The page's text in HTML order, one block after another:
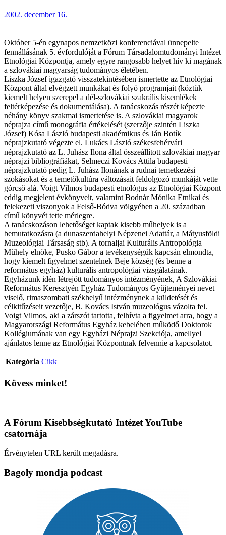
2002. december 16.
Október 5-én egynapos nemzetközi konferenciával ünnepelte
fennállásának 5. évfordulóját a Fórum Társadalomtudományi Intézet
Etnológiai Központja, amely egyre rangosabb helyet hív ki magának
a szlovákiai magyarság tudományos életében.
Liszka József igazgató visszatekintésében ismertette az Etnológiai
Központ által elvégzett munkákat és folyó programjait (köztük
kiemelt helyen szerepel a dél-szlovákiai szakrális kisemlékek
feltérképezése és dokumentálása). A tanácskozás részét képezte
néhány könyv szakmai ismertetése is. A szlovákiai magyarok
néprajza című monográfia értékelését (szerzője szintén Liszka
József) Kósa László budapesti akadémikus és Ján Botík
néprajzkutató végezte el. Lukács László székesfehérvári
néprajzkutató az L. Juhász Ilona által összeállított szlovákiai magyar
néprajzi bibliográfiákat, Selmeczi Kovács Attila budapesti
néprajzkutató pedig L. Juhász Ilonának a rudnai temetkezési
szokásokat és a temetőkultúra változásait feldolgozó munkáját vette
górcső alá. Voigt Vilmos budapesti etnológus az Etnológiai Központ
eddig megjelent évkönyveit, valamint Bodnár Mónika Etnikai és
felekezeti viszonyok a Felső-Bódva völgyében a 20. században
című könyvét tette mérlegre.
A tanácskozáson lehetőséget kaptak kisebb műhelyek is a
bemutatkozásra (a dunaszerdahelyi Népzenei Adattár, a Mátyusföldi
Muzeológiai Társaság stb). A tornaljai Kulturális Antropológia
Műhely elnöke, Pusko Gábor a tevékenységük kapcsán elmondta,
hogy kiemelt figyelmet szentelnek Beje község (és benne a
református egyház) kulturális antropológiai vizsgálatának.
Egyházunk idén létrejött tudományos intézményének, A Szlovákiai
Református Keresztyén Egyház Tudományos Gyűjteményei nevet
viselő, rimaszombati székhelyű intézménynek a küldetését és
célkitűzéseit vezetője, B. Kovács István muzeológus vázolta fel.
Voigt Vilmos, aki a zárszót tartotta, felhívta a figyelmet arra, hogy a
Magyarországi Református Egyház kebelében működő Doktorok
Kollégiumának van egy Egyházi Néprajzi Szekciója, amellyel
ajánlatos lenne az Etnológiai Központnak felvennie a kapcsolatot.
Kategória Cikk
Kövess minket!
A Fórum Kisebbségkutató Intézet YouTube
csatornája
Érvénytelen URL került megadásra.
Bagoly mondja podcast